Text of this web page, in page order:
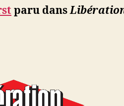
b
paru dans